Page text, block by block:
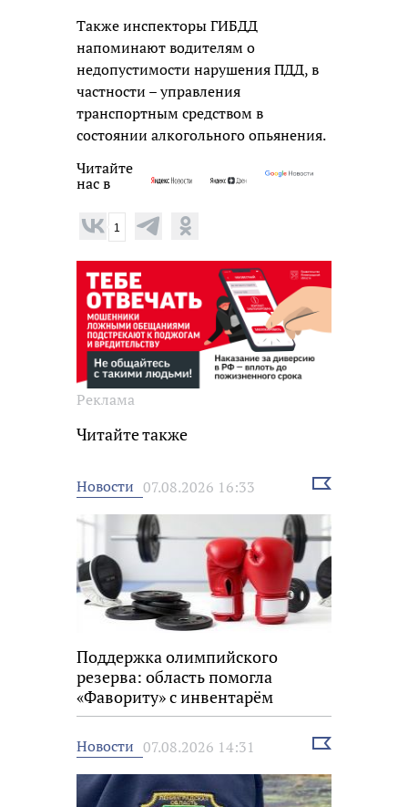
Также инспекторы ГИБДД
напоминают водителям о
недопустимости нарушения ПДД, в
частности – управления
транспортным средством в
состоянии алкогольного опьянения.
Читайте
нас в
1
Реклама
Читайте также
Новости 07.08.2026 16:33
Выбрать
Поддержка олимпийского
резерва: область помогла
«Фавориту» с инвентарём
Новости 07.08.2026 14:31
Выбрать